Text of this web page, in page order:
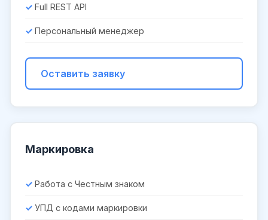
Full REST API
Персональный менеджер
Оставить заявку
Маркировка
Работа с Честным знаком
УПД с кодами маркировки